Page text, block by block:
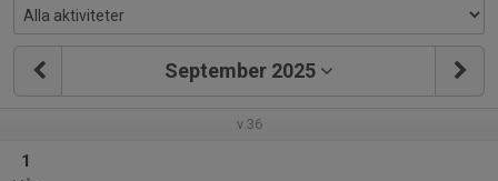
September 2025
v.36
1